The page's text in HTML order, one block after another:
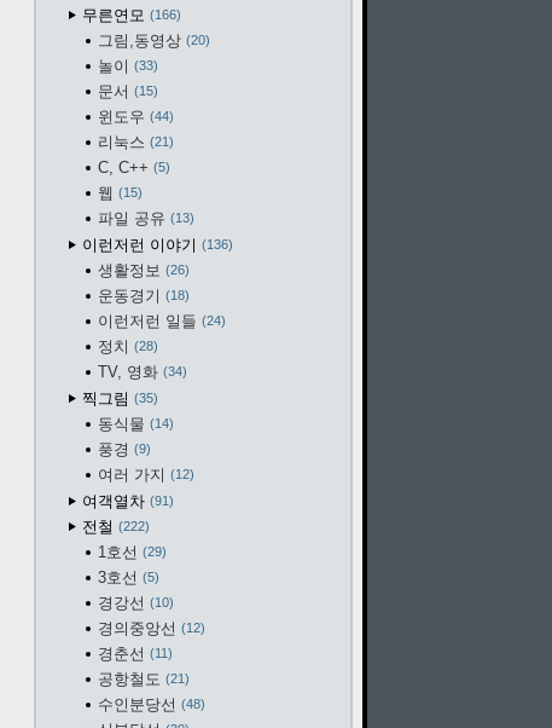
무른연모 166
그림,동영상 20
놀이 33
문서 15
윈도우 44
리눅스 21
C, C++ 5
웹 15
파일 공유 13
이런저런 이야기 136
생활정보 26
운동경기 18
이런저런 일들 24
정치 28
TV, 영화 34
찍그림 35
동식물 14
풍경 9
여러 가지 12
여객열차 91
전철 222
1호선 29
3호선 5
경강선 10
경의중앙선 12
경춘선 11
공항철도 21
수인분당선 48